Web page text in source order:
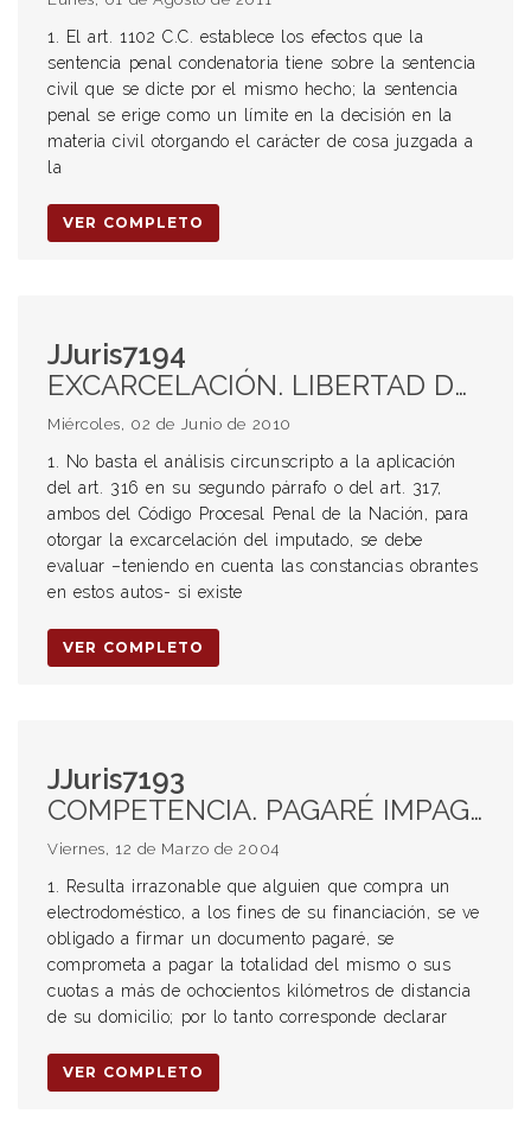
1. El art. 1102 C.C. establece los efectos que la
sentencia penal condenatoria tiene sobre la sentencia
civil que se dicte por el mismo hecho; la sentencia
penal se erige como un límite en la decisión en la
materia civil otorgando el carácter de cosa juzgada a
la
VER COMPLETO
JJuris7194
EXCARCELACIÓN. LIBERTAD DEL IMPUTADO. ART 316, 317, 319 CPP DE LA NACIÓN. MÁXIMO DE LA PENA EN ABSTRACTO. RIESGO PARA EL PROCESO. ESTUPEFACIENTES. INEXISTENCIA DE RIESGO DE FUGA, ENTORPECIMIENTO U OBSTRUCCIÓN DE LA JUSTICIA. PLENARIO N° 13 CNCP. INSUFICIENCIA DE LA CAUCIÓN JURATORIA.
Miércoles, 02 de Junio de 2010
1. No basta el análisis circunscripto a la aplicación
del art. 316 en su segundo párrafo o del art. 317,
ambos del Código Procesal Penal de la Nación, para
otorgar la excarcelación del imputado, se debe
evaluar –teniendo en cuenta las constancias obrantes
en estos autos- si existe
VER COMPLETO
JJuris7193
COMPETENCIA. PAGARÉ IMPAGO. LUGAR DE CELEBRACIÓN DEL CONTRATO. COMPRAVENTA DE ELECTRODOMÉSTICOS. ART 37 INC B LEY 24240. LEY DE DEFENSA AL CONSUMIDOR. PRÓRROGA DE COMPETENCIA. ABUSO DE DERECHO. NORMATIVA DE ORDEN PÚBLICO. ART 65. CLÁUSULAS ABUSIVAS. EJERCICIO DE DERECHOS CONDICIONADOS. CONTRATOS DE ADHESIÓN A CLÁUSULAS PREDISPUESTAS. CLÁUSULAS ATRIBUTIVAS DE JURISDICCIÓN. SUMAS POCO IMPORTANTES. LUGARES DISTANTES. CLÁUSULAS DE EXONERACIÓN. IMPEDIMENTO DE ACCESO A LA JURISDICCIÓN. IRRAZONABILIDAD. JUZGADO A OCHOCIENTOS KILÓMETROS DE DISTANCIA DEL DOMICILIO DEL CONSUMIDOR. LUGAR DE PAGO. DOMICILIO DEL DEMANDADO AL MOMENTO DE LA CONTRATACIÓN O EN LA ACTUALIDAD.
Viernes, 12 de Marzo de 2004
1. Resulta irrazonable que alguien que compra un
electrodoméstico, a los fines de su financiación, se ve
obligado a firmar un documento pagaré, se
comprometa a pagar la totalidad del mismo o sus
cuotas a más de ochocientos kilómetros de distancia
de su domicilio; por lo tanto corresponde declarar
VER COMPLETO